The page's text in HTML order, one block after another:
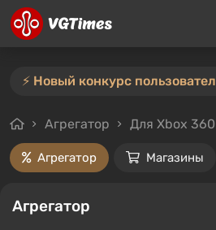
Агрегатор Для Xbox 360
Агрегатор Магазины
Агрегатор